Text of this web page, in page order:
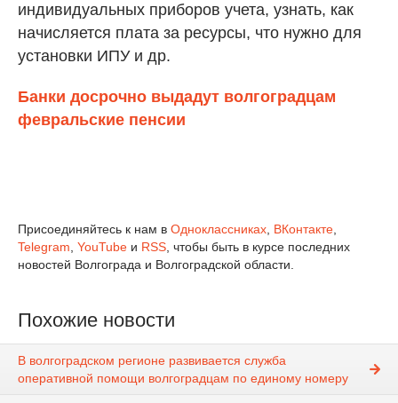
индивидуальных приборов учета, узнать, как
начисляется плата за ресурсы, что нужно для
установки ИПУ и др.
Банки досрочно выдадут волгоградцам
февральские пенсии
Присоединяйтесь к нам в Одноклассниках ВКонтакте
Telegram YouTube и RSS , чтобы быть в курсе последних
новостей Волгограда и Волгоградской области.
Похожие новости
В волгоградском регионе развивается служба
оперативной помощи волгоградцам по единому номеру